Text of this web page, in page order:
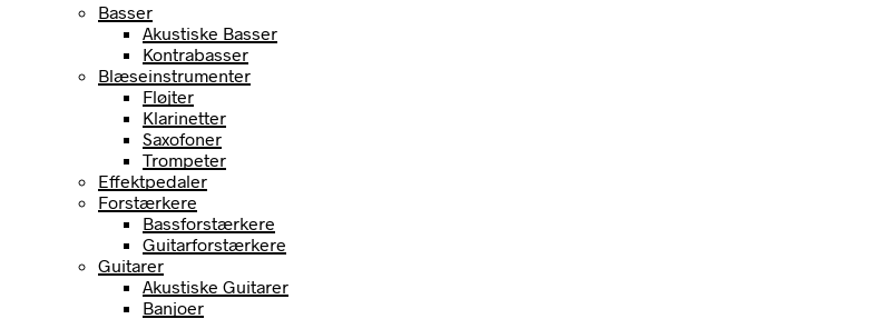
Basser
Akustiske Basser
Kontrabasser
Blæseinstrumenter
Fløjter
Klarinetter
Saxofoner
Trompeter
Effektpedaler
Forstærkere
Bassforstærkere
Guitarforstærkere
Guitarer
Akustiske Guitarer
Banjoer